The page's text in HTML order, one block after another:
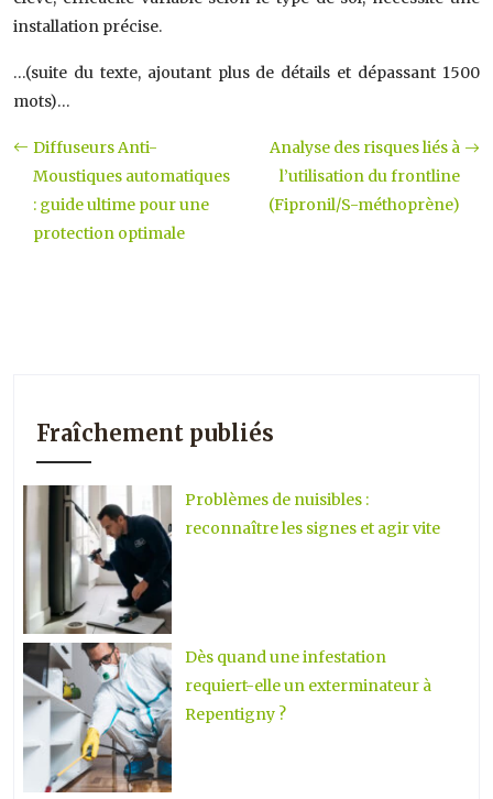
installation précise.
…(suite du texte, ajoutant plus de détails et dépassant 1500
mots)…
Diffuseurs Anti-
Moustiques automatiques
: guide ultime pour une
protection optimale
Analyse des risques liés à
l’utilisation du frontline
(Fipronil/S-méthoprène)
Fraîchement publiés
Problèmes de nuisibles :
reconnaître les signes et agir vite
Dès quand une infestation
requiert-elle un exterminateur à
Repentigny ?